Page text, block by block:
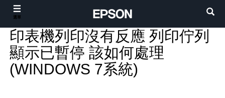
印表機列印沒有反應 列印佇列
顯示已暫停 該如何處理
(WINDOWS 7系統)